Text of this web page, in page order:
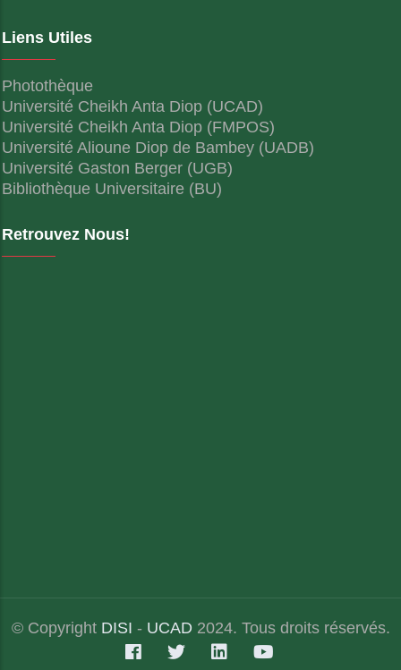
Liens Utiles
Photothèque
Université Cheikh Anta Diop (UCAD)
Université Cheikh Anta Diop (FMPOS)
Université Alioune Diop de Bambey (UADB)
Université Gaston Berger (UGB)
Bibliothèque Universitaire (BU)
Retrouvez Nous!
© Copyright DISI - UCAD 2024. Tous droits réservés.